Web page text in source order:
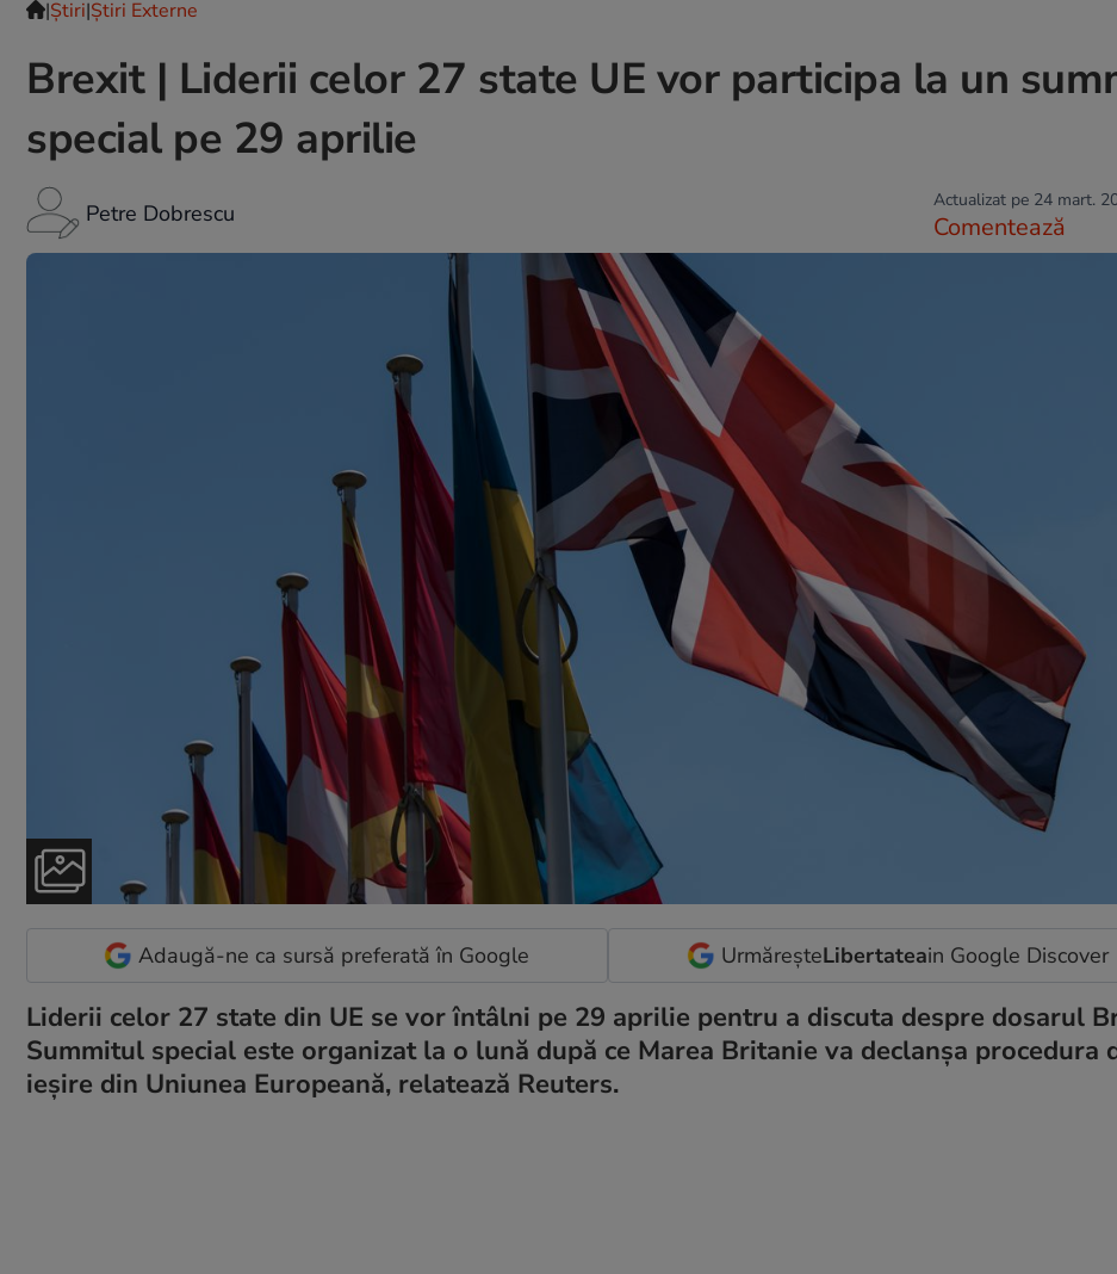
|Ştiri|Știri Externe
Brexit | Liderii celor 27 state UE vor participa la un
special pe 29 aprilie
Petre Dobrescu Actualizat pe 24 mart.
Comentează
Adaugă-ne ca sursă preferată în Google UrmăreșteLibertateain Google Discover
Liderii celor 27 state din UE se vor întâlni pe 29 aprilie pentru a discuta despre dosarul
Summitul special este organizat la o lună după ce Marea Britanie va declanșa procedura
ieșire din Uniunea Europeană, relatează Reuters.